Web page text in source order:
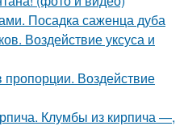
Посадка саженца дуба
Воздействие уксуса и
пропорции. Воздействие
Клумбы из кирпича —,